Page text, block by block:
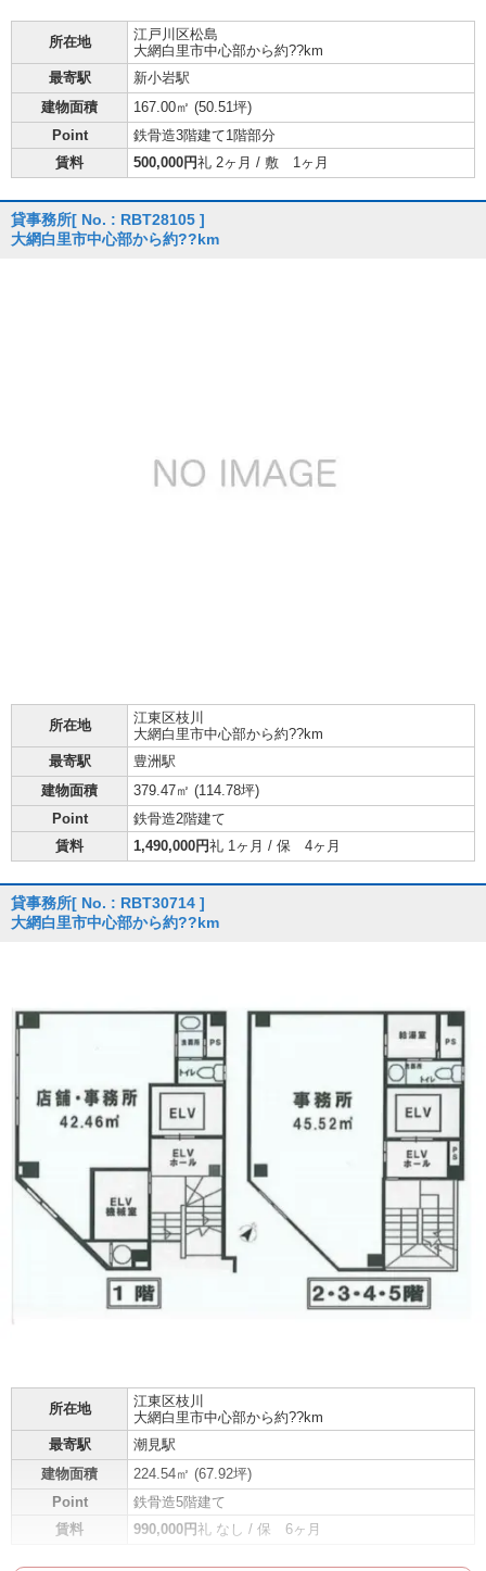
所在地 江戸川区松島
大網白里市中心部から約??km
最寄駅
新小岩駅
建物面積
167.00㎡ (50.51坪)
Point
鉄骨造3階建て1階部分
賃料
500,000円礼 2ヶ月 / 敷 1ヶ月
貸事務所[ No. : RBT28105 ]
大網白里市中心部から約??km
所在地 江東区枝川
大網白里市中心部から約??km
最寄駅
豊洲駅
建物面積
379.47㎡ (114.78坪)
Point
鉄骨造2階建て
賃料
1,490,000円礼 1ヶ月 / 保 4ヶ月
貸事務所[ No. : RBT30714 ]
大網白里市中心部から約??km
所在地 江東区枝川
大網白里市中心部から約??km
最寄駅
潮見駅
建物面積
224.54㎡ (67.92坪)
Point
鉄骨造5階建て
賃料
990,000円 礼 なし / 保 6ヶ月